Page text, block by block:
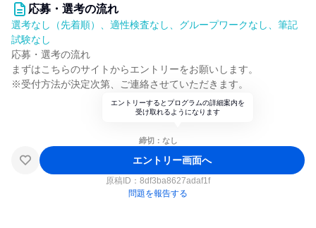
応募・選考の流れ
選考なし（先着順）、適性検査なし、グループワークなし、筆記
試験なし
応募・選考の流れ
まずはこちらのサイトからエントリーをお願いします。
※受付方法が決定次第、ご連絡させていただきます。
エントリーするとプログラムの詳細案内を
受け取れるようになります
締切：なし
エントリー画面へ
原稿ID： 8df3ba8627adaf1f
問題を報告する